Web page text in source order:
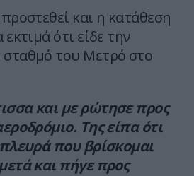
και η κατάθεση
ότι είδε την
σταθμό του Μετρό στο
και με ρώτησε προς
Της είπα ότι
πλευρά που βρίσκομαι
και πήγε προς